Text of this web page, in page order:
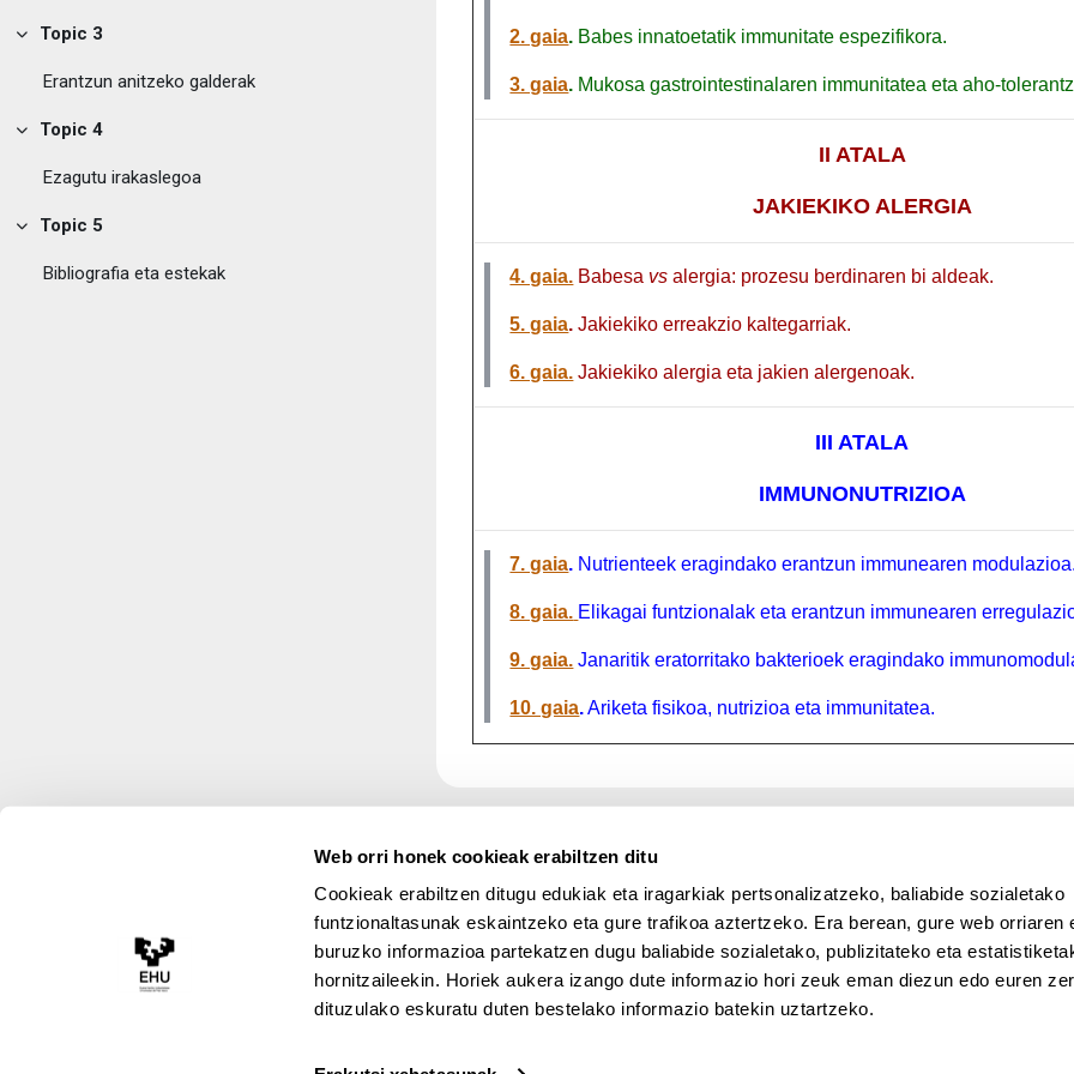
Web orri honek cookieak erabiltzen ditu
Cookieak erabiltzen ditugu edukiak eta iragarkiak pertsonalizatzeko, baliabide sozialetako
funtzionaltasunak eskaintzeko eta gure trafikoa aztertzeko. Era berean, gure web orriaren
buruzko informazioa partekatzen dugu baliabide sozialetako, publizitateko eta
hornitzaileekin. Horiek aukera izango dute informazio hori zeuk eman diezun edo euren
dituzulako eskuratu duten bestelako informazio batekin uztartzeko.
Tolestu
Topic 3
Erantzun anitzeko galderak
Tolestu
Topic 4
Ezagutu irakaslegoa
Tolestu
Topic 5
Bibliografia eta estekak
2. gaia. Babes innatoetatik immunitate espezifikora.
3. gaia. Mukosa gastrointestinalaren immunitatea eta aho-
II ATALA
JAKIEKIKO ALERGIA
4. gaia. Babesa vs alergia: prozesu berdinaren bi aldeak.
5. gaia. Jakiekiko erreakzio kaltegarriak.
6. gaia. Jakiekiko alergia eta jakien alergenoak.
III ATALA
IMMUNONUTRIZIOA
7. gaia. Nutrienteek eragindako erantzun immunearen
8. gaia. Elikagai funtzionalak eta erantzun immunearen
9. gaia. Janaritik eratorritako bakterioek eragindako
10. gaia.Ariketa fisikoa, nutrizioa eta immunitatea.
Lege Oharra
Cookie-Politika
Erabiltzeko baldintzak
App deskargatu UPV/EHU en Facebook (abre
UPV/EHU en Twitter
UPV/EHU en
UPV/